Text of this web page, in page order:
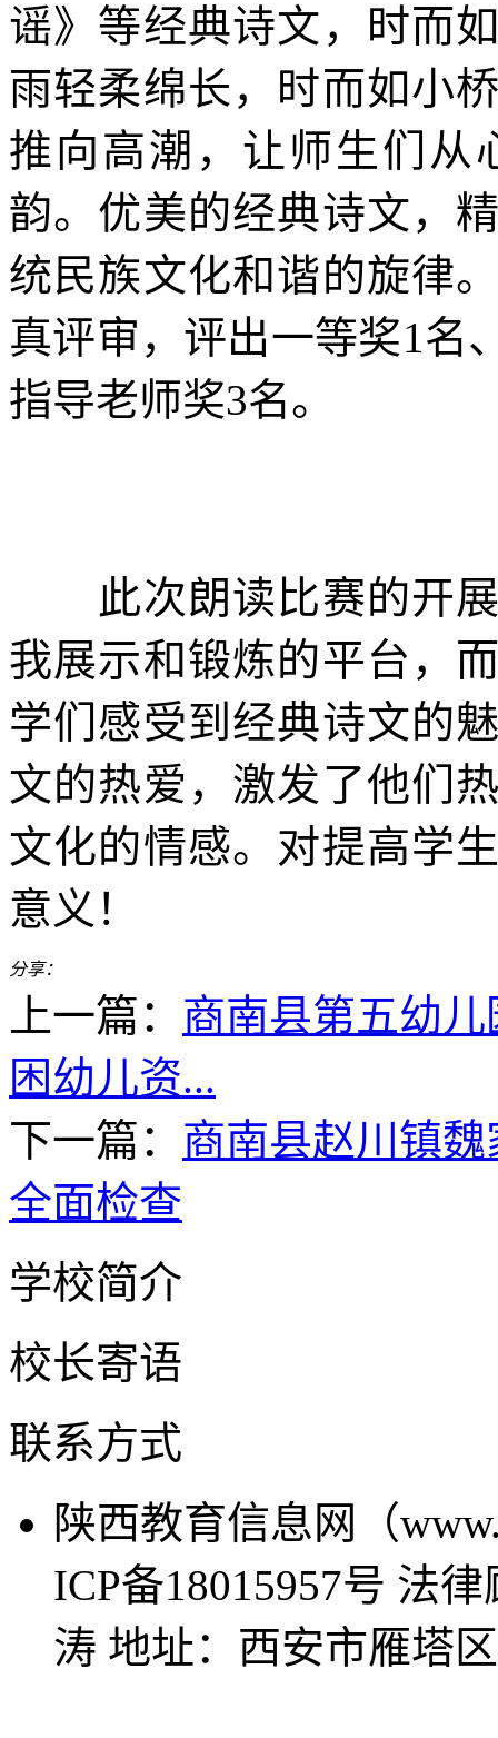
谣》等经典诗文，时而
雨轻柔绵长，时而如小
推向高潮，让师生们从
韵。优美的经典诗文，
统民族文化和谐的旋律
真评审，评出一等奖1名
指导老师奖3名。
此次朗读比赛的开展
我展示和锻炼的平台，
学们感受到经典诗文的
文的热爱，激发了他们
文化的情感。对提高学
意义！
分享：
上一篇： 商南县第五幼
困幼儿资...
下一篇： 商南县赵川镇
全面检查
学校简介
校长寄语
联系方式
陕西教育信息网（
ICP备18015957号 法
涛 地址：西安市雁塔